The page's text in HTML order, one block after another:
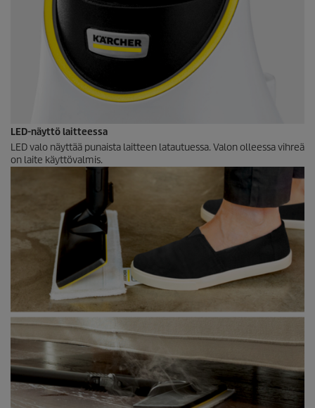
LED-näyttö laitteessa
LED valo näyttää punaista laitteen latautuessa. Valon olleessa vihreä
on laite käyttövalmis.